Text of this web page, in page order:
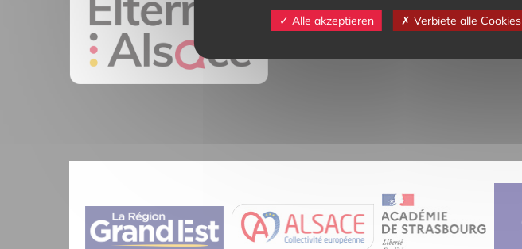
68025 Colmar Cedex
contact@eltern-bilinguisme.org
Alle akzeptieren Verbiete alle Cookies